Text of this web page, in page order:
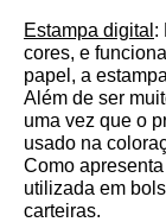
Estampa digital :
cores, e
papel, a
Além de ser
uma vez que o
usado na
Como
utilizada em
carteiras.